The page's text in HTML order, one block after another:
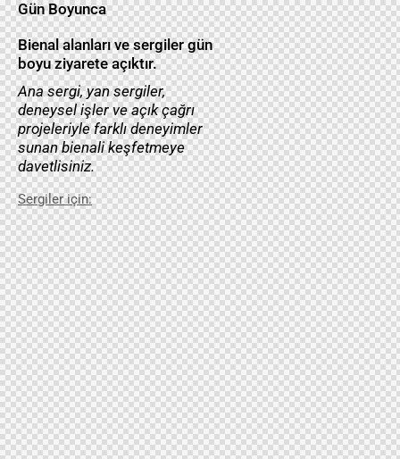
Gün Boyunca
Bienal alanları ve sergiler gün
boyu ziyarete açıktır.
Ana sergi, yan sergiler,
deneysel işler ve açık çağrı
projeleriyle farklı deneyimler
sunan bienali keşfetmeye
davetlisiniz.
Sergiler için: